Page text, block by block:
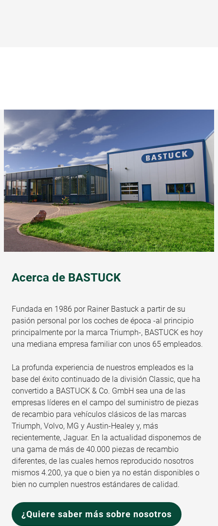
Acerca de BASTUCK
Fundada en 1986 por Rainer Bastuck a partir de su
pasión personal por los coches de época -al principio
principalmente por la marca Triumph-, BASTUCK es hoy
una mediana empresa familiar con unos 65 empleados.
La profunda experiencia de nuestros empleados es la
base del éxito continuado de la división Classic, que ha
convertido a BASTUCK & Co. GmbH sea una de las
empresas líderes en el campo del suministro de piezas
de recambio para vehículos clásicos de las marcas
Triumph, Volvo, MG y Austin-Healey y, más
recientemente, Jaguar. En la actualidad disponemos de
una gama de más de 40.000 piezas de recambio
diferentes, de las cuales hemos reproducido nosotros
mismos 4.200, ya que o bien ya no están disponibles o
bien no cumplen nuestros estándares de calidad.
¿Quiere saber más sobre nosotros